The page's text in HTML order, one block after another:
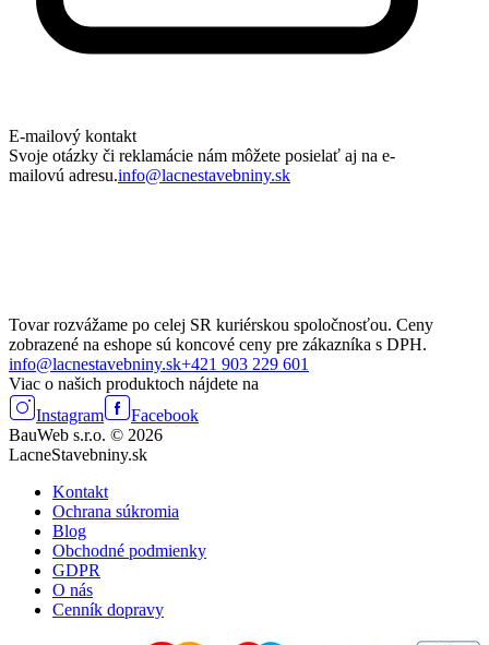
E-mailový kontakt
Svoje otázky či reklamácie nám môžete posielať aj na e-
mailovú adresu.info@lacnestavebniny.sk
Tovar rozvážame po celej SR kuriérskou spoločnosťou. Ceny
zobrazené na eshope sú koncové ceny pre zákazníka s DPH.
info@lacnestavebniny.sk+421 903 229 601
Viac o našich produktoch nájdete na
Instagram
Facebook
BauWeb s.r.o. © 2026
LacneStavebniny.sk
Kontakt
Ochrana súkromia
Blog
Obchodné podmienky
GDPR
O nás
Cenník dopravy